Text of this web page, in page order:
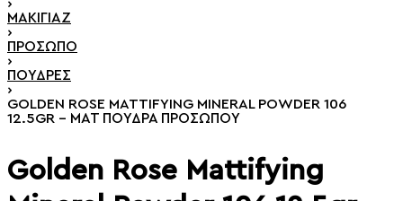
›
ΜΑΚΙΓΙΆΖ
›
ΠΡΌΣΩΠΟ
›
ΠΟΎΔΡΕΣ
›
GOLDEN ROSE MATTIFYING MINERAL POWDER 106
12.5GR – ΜΑΤ ΠΟΎΔΡΑ ΠΡΟΣΏΠΟΥ
Golden Rose Mattifying